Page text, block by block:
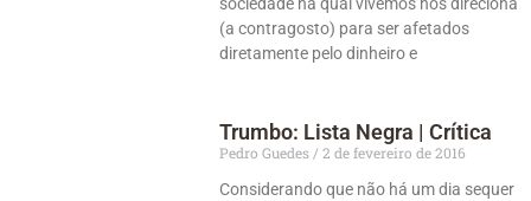
(a contragosto) para ser afetados
diretamente pelo dinheiro e
Trumbo: Lista Negra | Crítica
Pedro Guedes
2 de fevereiro de 2016
Considerando que não há um dia sequer